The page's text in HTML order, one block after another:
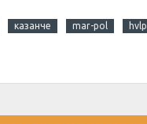
казанче mar-pol hvlp